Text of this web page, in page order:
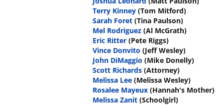
Terry Kinney (Tom Mitford)
Sarah Foret (Tina Paulson)
Mel Rodriguez (Al McGrath)
Eric Ritter (Pete Riggs)
Vince Donvito (Jeff Wesley)
John DiMaggio (Mike Donelly)
Scott Richards (Attorney)
Melissa Lee (Melissa Wesley)
Rosalee Mayeux (Hannah's Mother)
Melissa Zanit (Schoolgirl)